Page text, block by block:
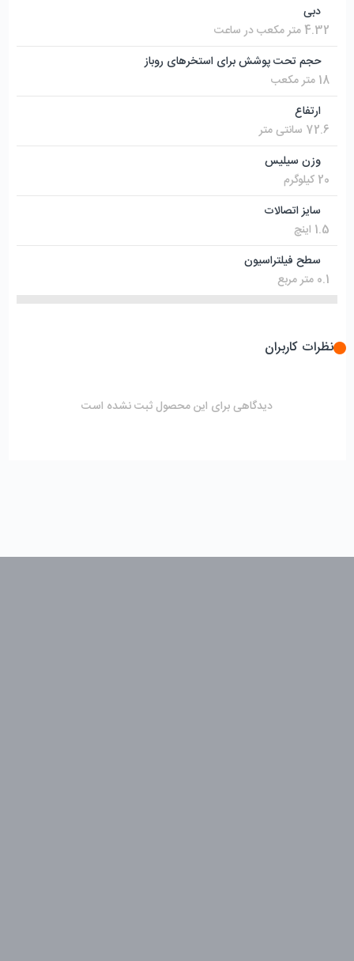
دبی
4.32 متر مکعب در ساعت
حجم تحت پوشش برای استخرهای روباز
18 متر مکعب
ارتفاع
72.6 سانتی متر
وزن سیلیس
20 کیلوگرم
سایز اتصالات
1.5 اینچ
سطح فیلتراسیون
0.1 متر مربع
نظرات کاربران
دیدگاهی برای این محصول ثبت نشده است